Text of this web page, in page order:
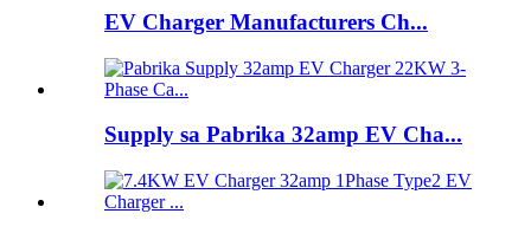
EV Charger Manufacturers Ch...
Supply sa Pabrika 32amp EV Cha...